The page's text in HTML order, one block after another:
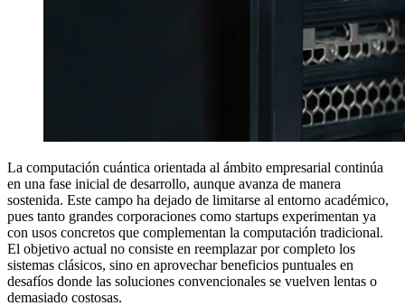
La computación cuántica orientada al ámbito empresarial continúa
en una fase inicial de desarrollo, aunque avanza de manera
sostenida. Este campo ha dejado de limitarse al entorno académico,
pues tanto grandes corporaciones como startups experimentan ya
con usos concretos que complementan la computación tradicional.
El objetivo actual no consiste en reemplazar por completo los
sistemas clásicos, sino en aprovechar beneficios puntuales en
desafíos donde las soluciones convencionales se vuelven lentas o
demasiado costosas.